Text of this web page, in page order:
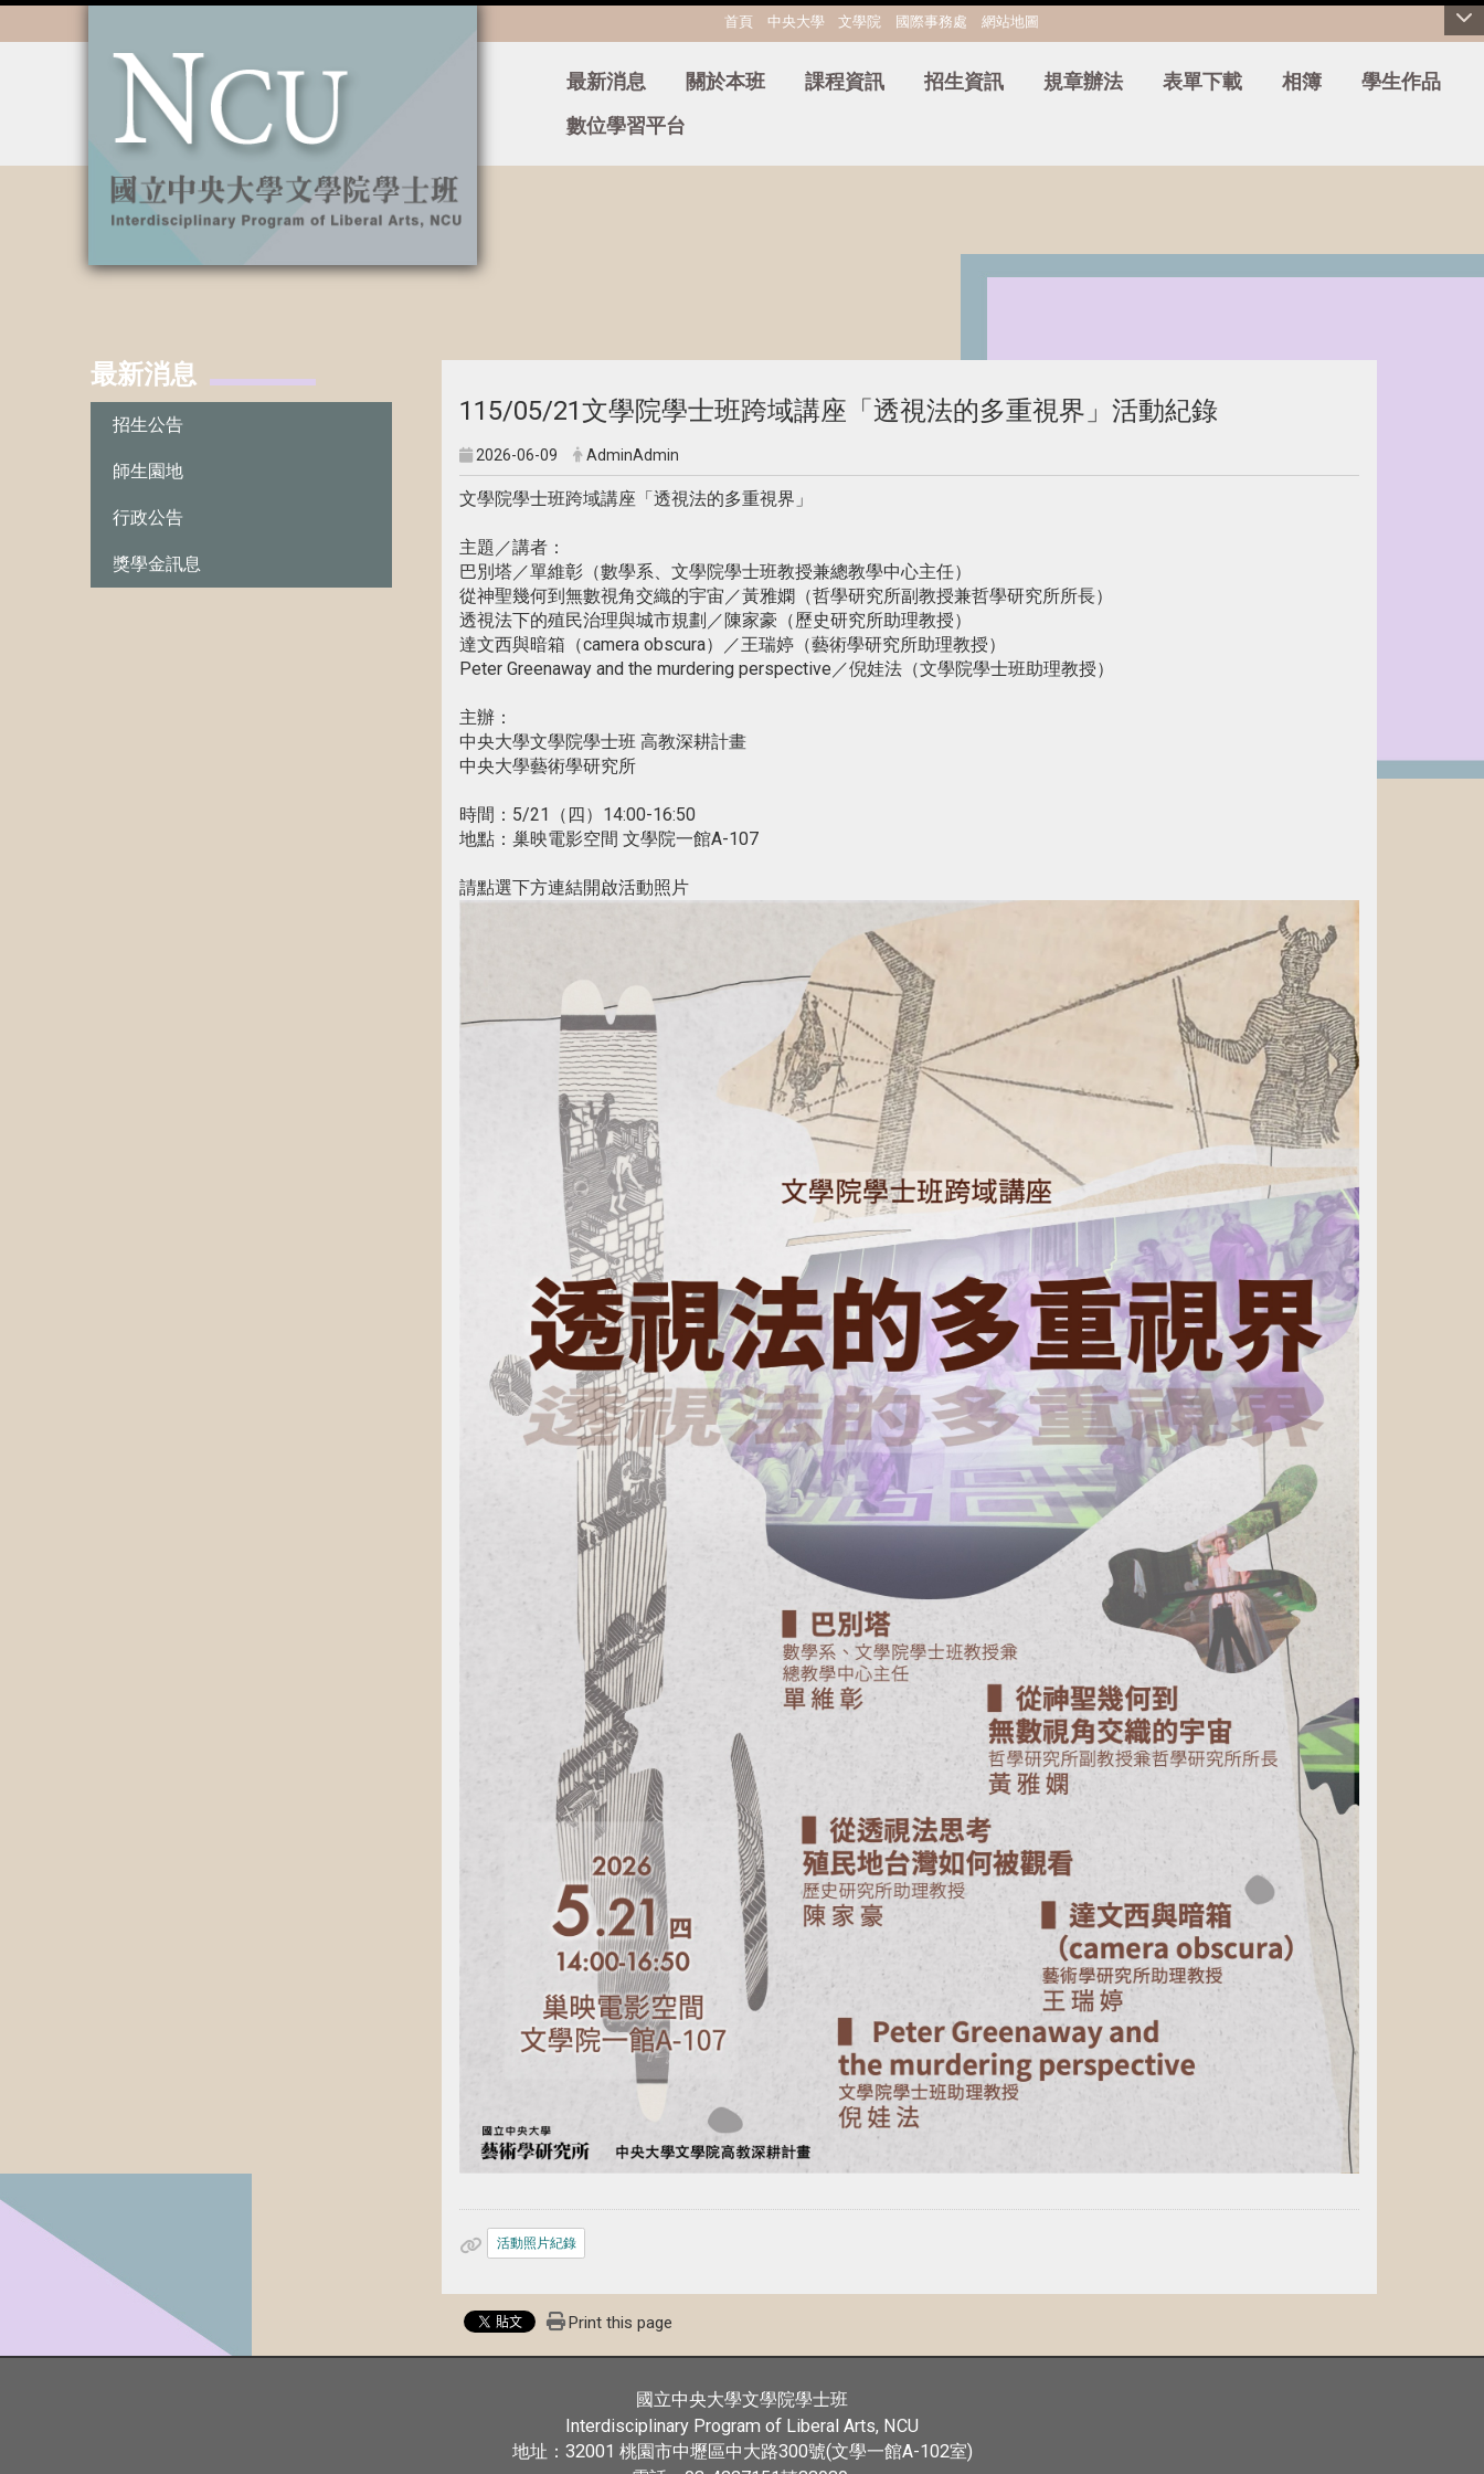
首頁 中央大學 文學院 國際事務處 網站地圖
最新消息 關於本班 課程資訊 招生資訊 規章辦法 表單下載 相簿
學生作品
數位學習平台
最新消息
招生公告
師生園地
行政公告
獎學金訊息
115/05/21文學院學士班跨域講座「透視法的多重視界」活動紀錄
2026-06-09 AdminAdmin
文學院學士班跨域講座「透視法的多重視界」
主題／講者：
巴別塔／單維彰（數學系、文學院學士班教授兼總教學中心主任）
從神聖幾何到無數視角交織的宇宙／黃雅嫻（哲學研究所副教授兼哲學研究所所長）
透視法下的殖民治理與城市規劃／陳家豪（歷史研究所助理教授）
達文西與暗箱（camera obscura）／王瑞婷（藝術學研究所助理教授）
Peter Greenaway and the murdering perspective／倪娃法（文學院學士班助理教授）
主辦：
中央大學文學院學士班 高教深耕計畫
中央大學藝術學研究所
時間：5/21（四）14:00-16:50
地點：巢映電影空間 文學院一館A-107
請點選下方連結開啟活動照片
活動照片紀錄
Print this page
國立中央大學文學院學士班
Interdisciplinary Program of Liberal Arts, NCU
地址： 32001 桃園市中壢區中大路300號(文學一館A-102室)